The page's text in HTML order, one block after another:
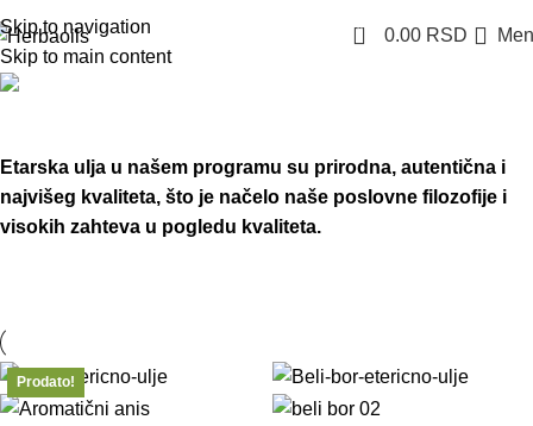
Skip to navigation
Skip to main content
0 0.00 RSD
Etarska ulja u našem programu su prirodna, autentična i
najvišeg kvaliteta, što je načelo naše poslovne filozofije i
visokih zahteva u pogledu kvaliteta.
Prodato!
Prodato!
Prodato!
Prodato!